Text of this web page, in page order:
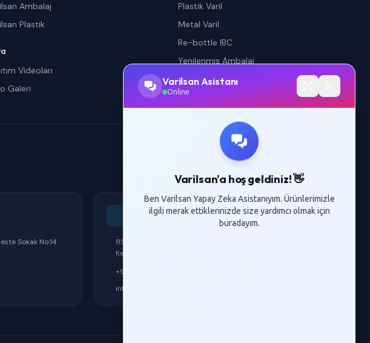
Ambalaj
Plastik
Videoları
Galeri
Plastik Varil
Metal Varil
Re-bottle IBC
Yenilenmiş Ambalaj
Tüm Ürünler
Sokak No:14
Varilsan Plastik
85. Yıl Cumhuriyet Mah. Sanayi Cad. No:84 Armutlu -
Kemalpaşa / İzmir
+90 232 436 41 58
info@varilsan.com
Varilsan Asistanı
Online
Varilsan'a hoş geldiniz! 👋
Ben Varilsan Yapay Zeka Asistanıyım. Ürünlerimizle
ilgili merak ettiklerinizde size yardımcı olmak için
buradayım.